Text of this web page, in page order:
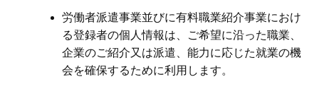
労働者派遣事業並びに有料職業紹介事業におけ
る登録者の個人情報は、ご希望に沿った職業、
企業のご紹介又は派遣、能力に応じた就業の機
会を確保するために利用します。